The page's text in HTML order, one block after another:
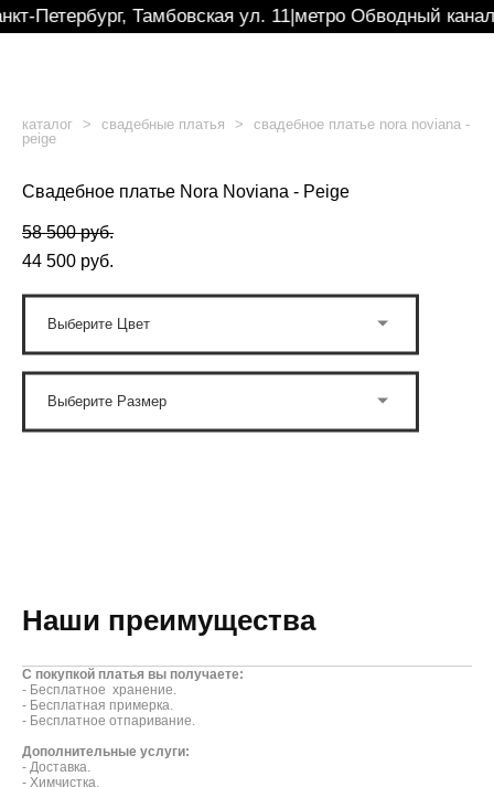
Петербург, Тамбовская ул. 11|метро Обводный канал|
каталог > свадебные платья >
свадебное платье nora noviana -
peige
Свадебное платье Nora Noviana - Peige
58 500 pуб.
44 500 pуб.
Выберите Цвет
Выберите Размер
Наши преимущества
С покупкой платья вы получаете:
- Бесплатное хранение.
- Бесплатная примерка.
- Бесплатное отпаривание.
Дополнительные услуги:
- Доставка.
- Химчистка.